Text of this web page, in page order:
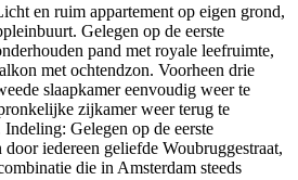
en ruim appartement op eigen grond,
Gelegen op de eerste
pand met royale leefruimte,
met ochtendzon. Voorheen drie
slaapkamer eenvoudig weer te
zijkamer weer terug te
Gelegen op de eerste
iedereen geliefde Woubruggestraat,
die in Amsterdam steeds